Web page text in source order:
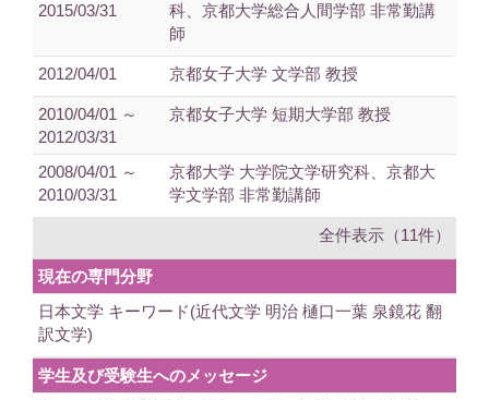
2015/03/31
科、京都大学総合人間学部 非常勤講
師
2012/04/01 京都女子大学 文学部 教授
2010/04/01 ～
2012/03/31
京都女子大学 短期大学部 教授
2008/04/01 ～
2010/03/31
京都大学 大学院文学研究科、京都大
学文学部 非常勤講師
全件表示（11件）
現在の専門分野
日本文学 キーワード(近代文学 明治 樋口一葉 泉鏡花 翻
訳文学)
学生及び受験生へのメッセージ